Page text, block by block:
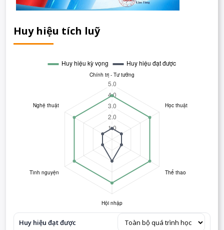
Huy hiệu tích luỹ
Huy hiệu đạt được